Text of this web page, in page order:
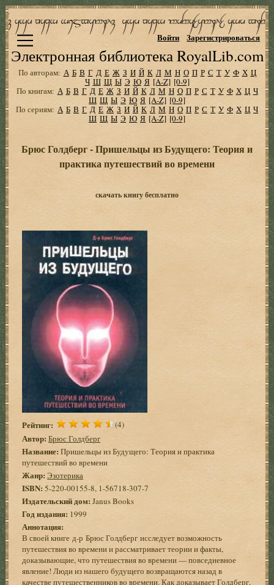
Электронная библиотека RoyalLib.com
Войти Зарегистрироваться
По авторам: А Б В Г Д Е Ж З И Й К Л М Н О П Р С Т У Ф Х Ц
Ч Ш Щ Ы Э Ю Я [A-Z] [0-9]
По книгам: А Б В Г Д Е Ж З И Й К Л М Н О П Р С Т У Ф Х Ц Ч
Ш Щ Ы Э Ю Я [A-Z] [0-9]
По сериям: А Б В Г Д Е Ж З И Й К Л М Н О П Р С Т У Ф Х Ц Ч
Ш Щ Ы Э Ю Я [A-Z] [0-9]
Брюс Голдберг - Пришельцы из Будущего: Теория и
практика путешествий во времени
скачать книгу бесплатно
Рейтинг: (4)
Автор: Брюс Голдберг
Название: Пришельцы из Будущего: Теория и практика
путешествий во времени
Жанр: Эзотерика
ISBN: 5-220-00155-8, 1-56718-307-7
Издательский дом: Janus Books
Год издания: 1999
Аннотация:
В своей книге д-р Брюс Голдберг исследует возможность
путешествия во времени и рассматривает теории и факты,
доказывающие, что путешествия во времени — повседневное
явление! Люди из нашего будущего возвращаются назад в
качестве путешественников во времени. Как доказывает Голдберг,